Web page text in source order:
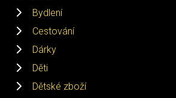
Bydlení
Cestování
Dárky
Děti
Dětské zboží